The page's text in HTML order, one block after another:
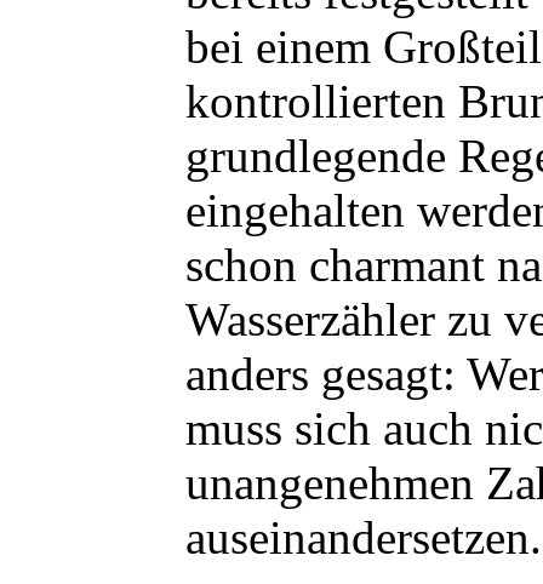
bei einem
kontrollierten
grundlegende
eingehalten
schon charmant
Wasserzähler zu
anders gesagt:
muss sich auch
unangenehmen
auseinandersetzen.